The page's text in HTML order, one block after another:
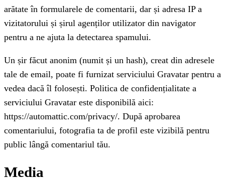
arătate în formularele de comentarii, dar și adresa IP a
vizitatorului și șirul agenților utilizator din navigator
pentru a ne ajuta la detectarea spamului.
Un șir făcut anonim (numit și un hash), creat din adresele
tale de email, poate fi furnizat serviciului Gravatar pentru a
vedea dacă îl folosești. Politica de confidențialitate a
serviciului Gravatar este disponibilă aici:
https://automattic.com/privacy/. După aprobarea
comentariului, fotografia ta de profil este vizibilă pentru
public lângă comentariul tău.
Media